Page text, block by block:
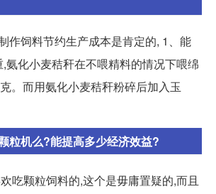
作饲料节约生产成本是肯定的, 1、能
氨化小麦秸秆在不喂精料的情况下喂绵
。而用氨化小麦秸秆粉碎后加入玉
粒机么?能提高多少经济效益?
吃颗粒饲料的,这个是毋庸置疑的,而且